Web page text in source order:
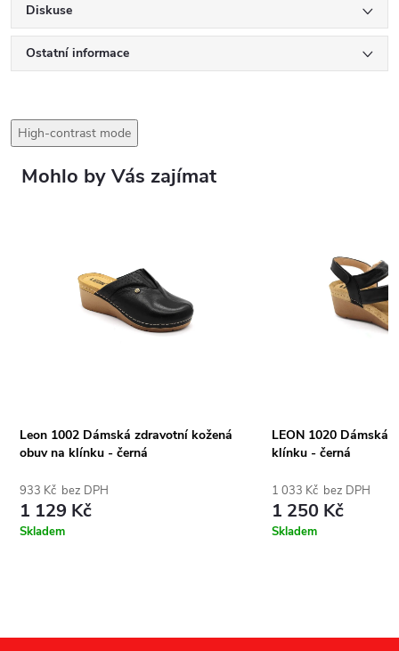
Diskuse
Ostatní informace
High-contrast mode
Mohlo by Vás zajímat
Leon 1002 Dámská zdravotní kožená
obuv na klínku - černá
933 Kč bez DPH
1 129 Kč
Skladem
LEON 1020 Dámská
klínku - černá
1 033 Kč bez DPH
1 250 Kč
Skladem